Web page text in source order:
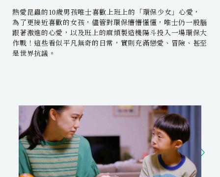
熱愛昆蟲的10歲男孩唯士喜歡上班上的「環保少女」心愛，
為了更接近喜歡的女孩，儘管對環保懵懵懂懂，唯士仍一股腦
跟著激進的心愛，以及班上的麻煩製造機陽斗投入一場環保大
作戰！這些看似平凡無奇的日常，實則充滿戀愛、冒險、甚至
是世界抗議。